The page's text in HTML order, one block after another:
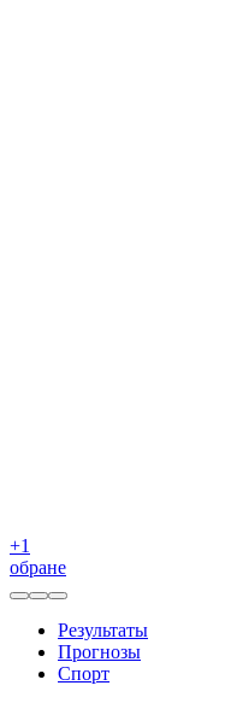
+1
обране
Результаты
Прогнозы
Спорт